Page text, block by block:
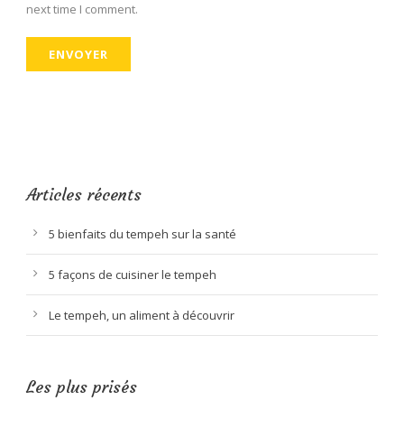
next time I comment.
Articles récents
5 bienfaits du tempeh sur la santé
5 façons de cuisiner le tempeh
Le tempeh, un aliment à découvrir
Les plus prisés